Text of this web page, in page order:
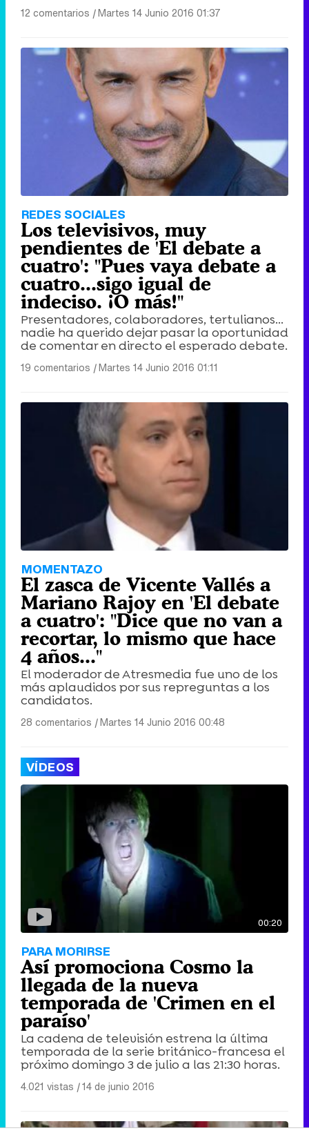
12 comentarios |Martes 14 Junio 2016 01:37
REDES SOCIALES
Los televisivos, muy
pendientes de 'El debate a
cuatro': "Pues vaya debate a
cuatro...sigo igual de
indeciso. ¡O más!"
Presentadores, colaboradores, tertulianos...
nadie ha querido dejar pasar la oportunidad
de comentar en directo el esperado debate.
19 comentarios |Martes 14 Junio 2016 01:11
MOMENTAZO
El zasca de Vicente Vallés a
Mariano Rajoy en 'El debate
a cuatro': "Dice que no van a
recortar, lo mismo que hace
4 años..."
El moderador de Atresmedia fue uno de los
más aplaudidos por sus repreguntas a los
candidatos.
28 comentarios |Martes 14 Junio 2016 00:48
VÍDEOS
00:20
PARA MORIRSE
Así promociona Cosmo la
llegada de la nueva
temporada de 'Crimen en el
paraíso'
La cadena de televisión estrena la última
temporada de la serie británico-francesa el
próximo domingo 3 de julio a las 21:30 horas.
4.021 vistas |14 de junio 2016